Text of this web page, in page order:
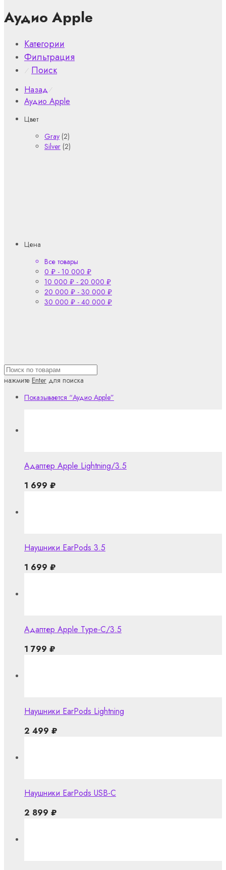
Аудио Apple
Категории
Фильтрация
⁄ Поиск
Назад⁄
Аудио Apple
Цвет
Gray (2)
Silver (2)
Цена
Все товары
0 ₽ - 10 000 ₽
10 000 ₽ - 20 000 ₽
20 000 ₽ - 30 000 ₽
30 000 ₽ - 40 000 ₽
нажмите Enter для поиска
Показывается “Аудио Apple”
Адаптер Apple Lightning/3.5
1 699 ₽
Наушники EarPods 3.5
1 699 ₽
Адаптер Apple Type-C/3.5
1 799 ₽
Наушники EarPods Lightning
2 499 ₽
Наушники EarPods USB-C
2 899 ₽